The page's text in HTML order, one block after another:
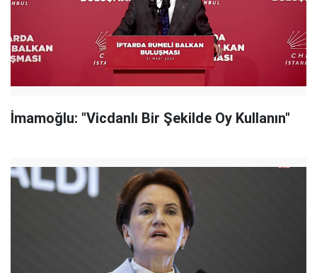
İmamoğlu: "Vicdanlı Bir Şekilde Oy Kullanın"